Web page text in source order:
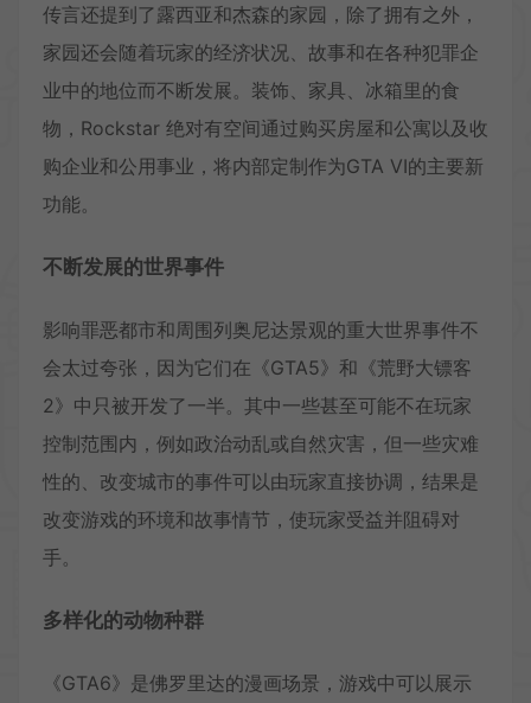
传言还提到了露西亚和杰森的家园，除了拥有之外，
家园还会随着玩家的经济状况、故事和在各种犯罪企
业中的地位而不断发展。装饰、家具、冰箱里的食
物，Rockstar 绝对有空间通过购买房屋和公寓以及收
购企业和公用事业，将内部定制作为GTA VI的主要新
功能。
不断发展的世界事件
影响罪恶都市和周围列奥尼达景观的重大世界事件不
会太过夸张，因为它们在《GTA5》和《荒野大镖客
2》中只被开发了一半。其中一些甚至可能不在玩家
控制范围内，例如政治动乱或自然灾害，但一些灾难
性的、改变城市的事件可以由玩家直接协调，结果是
改变游戏的环境和故事情节，使玩家受益并阻碍对
手。
多样化的动物种群
《GTA6》是佛罗里达的漫画场景，游戏中可以展示